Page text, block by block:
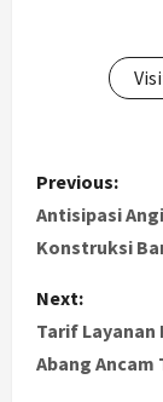
P
o
t
n
Previous:
Antisipasi
Konstruksi
Next:
Tarif Layanan
Abang Ancam